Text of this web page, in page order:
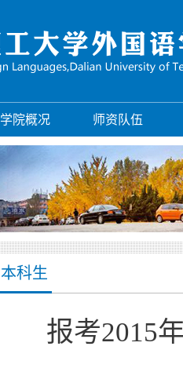
学院概况 师资队伍
本科生
报考2015